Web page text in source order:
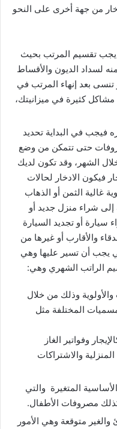
من جهة أخرى على النحو
تقسيم المرتب بحيث
لسداد الديون والأقساط
تنسى بعد إنهاء المرتب في
كثيرة في ميزانيتك،
فيجب في البداية تحديد
حتى تتمكن من وضع
الشهر، وقد تكون لديك
فيكون الادخار لحالات
غالية الثمن أو الذهاب
شراء منزل جديد أو
سيارة أو تجديد السيارة
والأقارب أو غيرها من
يجب أن تسير عليها وهي
الراتب الشهري وهي:
وذلك من خلال
المختلفة مثل
وفواتير الغاز
والاشتراكات
المتغيرة والتي
مصروفات الأطفال.
متوقعة وهي الأمور